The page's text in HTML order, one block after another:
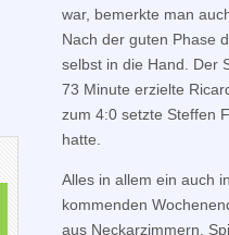
war, bemerkte man
Nach der guten Phase
selbst in die Hand. Der
73 Minute erzielte
zum 4:0 setzte Steffen
hatte.
Alles in allem ein auch
kommenden
aus Neckarzimmern.